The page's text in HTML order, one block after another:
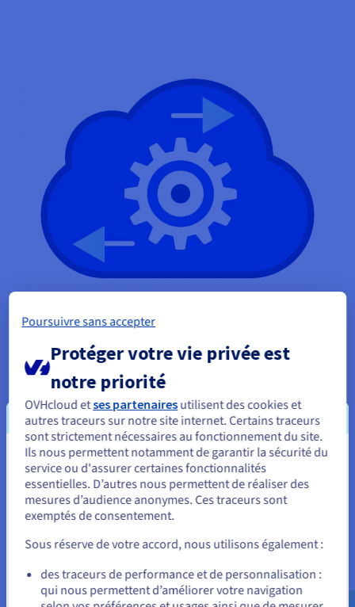
hybrides
Migrez de manière fluide vers le cloud grâce à nos solutions
hybrides. Développez vos infrastructures existantes grâce à
notre Hosted Private Cloud afin de stimuler votre agilité et de
gérer les coûts d’exploitation de votre entreprise.
Nos solutions d’extension de datacenters
Vous semblez être localisé en États-
Unis.
Pour commander, rendez-vous sur le site de votre pays (États-
Allez sur le site États-Unis
us.ovhcloud.com/
Anglais USD - $
Poursuivre sans accepter
Protéger votre vie privée est
notre priorité
OVHcloud etses partenairesutilisent des cookies et
autres traceurs sur notre site internet. Certains traceurs
sont strictement nécessaires au fonctionnement du site.
Ils nous permettent notamment de garantir la sécurité du
service ou d'assurer certaines fonctionnalités
essentielles. D’autres nous permettent de réaliser des
mesures d’audience anonymes. Ces traceurs sont
exemptés de consentement.
Sous réserve de votre accord, nous utilisons également :
des traceurs de performance et de personnalisation :
qui nous permettent d’améliorer votre navigation